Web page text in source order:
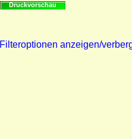
Druckvorschau
Filteroptionen anzeigen/